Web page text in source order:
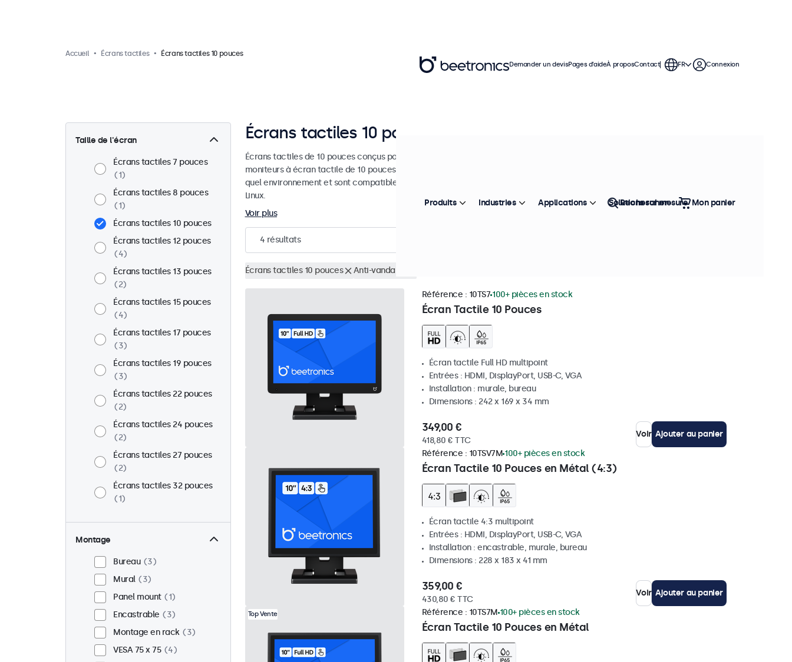
Accueil Écrans tactiles Écrans tactiles 10 pouces
Taille de l'écran
Écrans tactiles 7 pouces
1
Écrans tactiles 8 pouces
1
Écrans tactiles 10 pouces
Écrans tactiles 12 pouces
4
Écrans tactiles 13 pouces
2
Écrans tactiles 15 pouces
4
Écrans tactiles 17 pouces
3
Écrans tactiles 19 pouces
3
Écrans tactiles 22 pouces
2
Écrans tactiles 24 pouces
2
Écrans tactiles 27 pouces
2
Écrans tactiles 32 pouces
1
Montage
Bureau
3
Mural
3
Panel mount
1
Encastrable
3
Montage en rack
3
VESA 75 x 75
4
Écrans tactiles 10 pouces
Écrans tactiles de 10 pouces conçus pour les applications professionnelles et une utilisation continue. Ces
moniteurs à écran tactile de 10 pouces sont faciles à intégrer dans n'importe quelle application et n'importe
quel environnement et sont compatibles avec les systèmes d'exploitation Windows, macOS, ChromeOS et
Linux.
Voir plus
4 résultats
Écrans tactiles 10 pouces Anti-vandales
Écran Tactile 10 Pouces
Référence : 10TS7 100+ pièces en stock
Écran tactile Full HD multipoint
Entrées : HDMI, DisplayPort, USB-C, VGA
Installation : murale, bureau
Dimensions : 242 x 169 x 34 mm
349,00 €
418,80 € TTC
Voir Ajouter au panier
Écran Tactile 10 Pouces en Métal (4:3)
Référence : 10TSV7M 100+ pièces en stock
Écran tactile 4:3 multipoint
Entrées : HDMI, DisplayPort, USB-C, VGA
Installation : encastrable, murale, bureau
Dimensions : 228 x 183 x 41 mm
359,00 €
430,80 € TTC
Voir Ajouter au panier
Top Vente
Écran Tactile 10 Pouces en Métal
Référence : 10TS7M 100+ pièces en stock
Demander un devisPages d’aideÀ proposContact FR Connexion
Produits Industries Applications Solutions sur mesure
Rechercher Mon panier